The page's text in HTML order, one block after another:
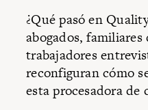
¿Qué pasó en
abogados,
trabajadores
reconfiguran cómo
esta procesadora de